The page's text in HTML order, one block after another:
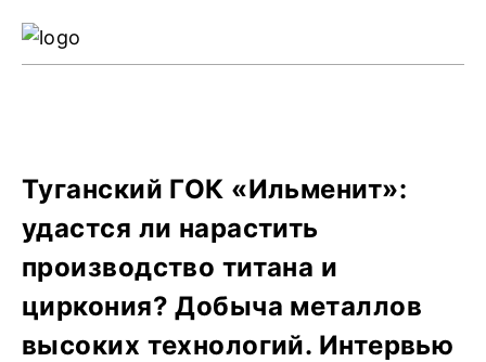
Туганский ГОК «Ильменит»:
удастся ли нарастить
производство титана и
циркония? Добыча металлов
высоких технологий. Интервью